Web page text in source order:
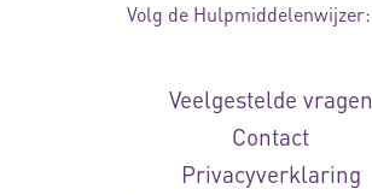
Volg de Hulpmiddelenwijzer:
Veelgestelde vragen
Contact
Privacyverklaring